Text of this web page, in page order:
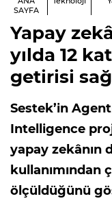
SAYFA
Yapay
yılda 12
getirisi
Sestek’in
Intelligence
yapay zekânın
kullanımından
ölçüldüğünü